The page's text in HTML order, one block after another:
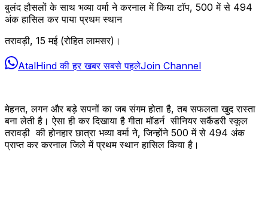
बुलंद हौसलों के साथ भव्या वर्मा ने करनाल में किया टॉप, 500 में से 494
अंक हासिल कर पाया प्रथम स्थान
तरावड़ी, 15 मई (रोहित लामसर)।
AtalHind की हर खबर सबसे पहलेJoin Channel
मेहनत, लगन और बड़े सपनों का जब संगम होता है, तब सफलता खुद रास्ता
बना लेती है। ऐसा ही कर दिखाया है गीता मॉडर्न सीनियर सकैंडरी स्कूल
तरावड़ी की होनहार छात्रा भव्या वर्मा ने, जिन्होंने 500 में से 494 अंक
प्राप्त कर करनाल जिले में प्रथम स्थान हासिल किया है।